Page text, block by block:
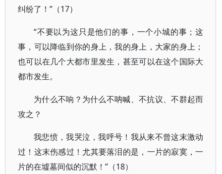
纠纷了！”（17）
“不要以为这只是他们的事，一个小城的事；这
事，可以降临到你的身上，我的身上，大家的身上；
也可以在几个大都市里发生，甚至可以在这个国际大
都市发生。
为什么不响？为什么不呐喊、不抗议、不群起而
攻之？
我悲愤，我哭泣，我呼号！我从来不曾这末激动
过！这末伤感过！尤其要落泪的是，一片的寂寞，一
片的在墟墓间似的沉默！”（18）